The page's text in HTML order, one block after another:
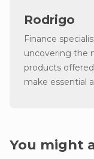
Rodrigo
Finance
uncovering the
products
make essential
You might